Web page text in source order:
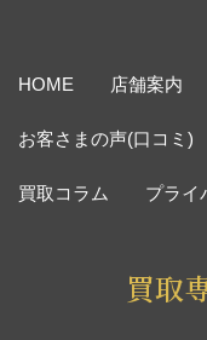
HOME 店舗案内
お客さまの声(口コミ)
買取コラム プライ
買取